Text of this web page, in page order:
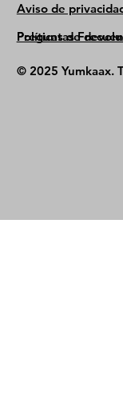
© 2025 Yumkaax.
Aviso de
Políticas de
Preguntas